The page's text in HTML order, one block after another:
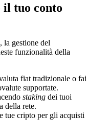
il tuo conto
la gestione del
funzionalità della
fiat tradizionale o fai
supportate.
staking dei tuoi
della rete.
tue cripto per gli acquisti